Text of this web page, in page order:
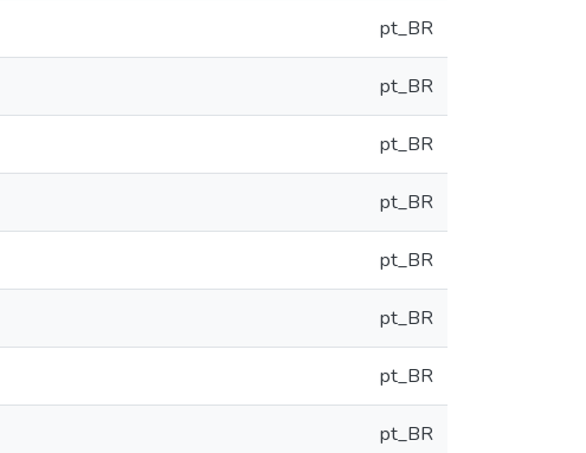
pt_BR
pt_BR
pt_BR
pt_BR
pt_BR
pt_BR
pt_BR
pt_BR